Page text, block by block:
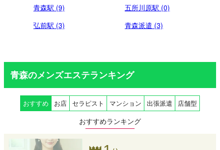
青森駅 (9)
五所川原駅 (0)
弘前駅 (3)
青森派遣 (3)
青森のメンズエステランキング
おすすめ お店 セラピスト マンション 出張派遣 店舗型
おすすめランキング